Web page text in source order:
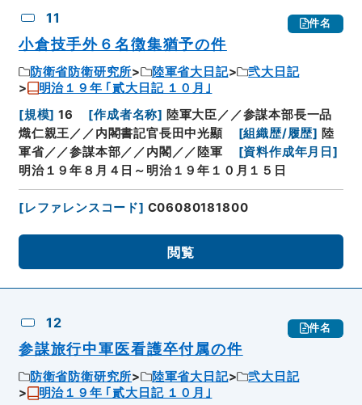
11 件名
小倉技手外６名徴集猶予の件
防衛省防衛研究所 陸軍省大日記
弐大日記
明治１９年 ｢貳大日記 １０月｣
[規模] 16 [作成者名称] 陸軍大臣／／参謀本部長一品
熾仁親王／／内閣書記官長田中光顯
[組織歴/履歴] 陸
軍省／／参謀本部／／内閣／／陸軍
[資料作成年月日]
明治１９年８月４日～明治１９年１０月１５日
[レファレンスコード] C06080181800
閲覧
12 件名
参謀旅行中軍医看護卒付属の件
防衛省防衛研究所 陸軍省大日記
弐大日記
明治１９年 ｢貳大日記 １０月｣